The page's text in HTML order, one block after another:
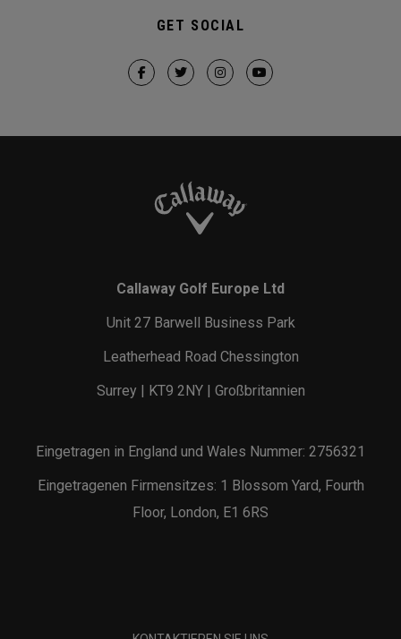
GET SOCIAL
Callaway Golf Europe Ltd
Unit 27 Barwell Business Park
Leatherhead Road Chessington
Surrey | KT9 2NY | Großbritannien
Eingetragen in England und Wales Nummer: 2756321
Eingetragenen Firmensitzes: 1 Blossom Yard, Fourth
Floor, London, E1 6RS